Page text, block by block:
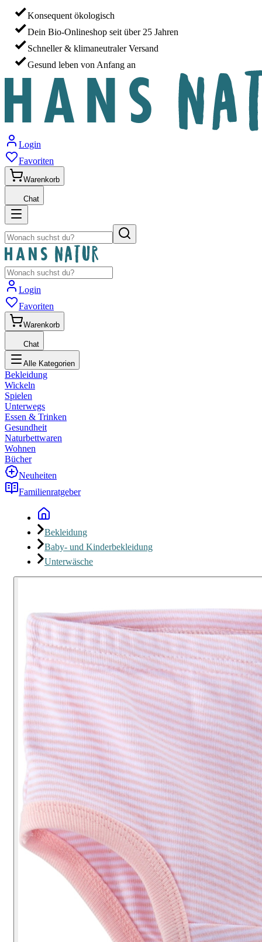
Konsequent ökologisch
Dein Bio-Onlineshop seit über 25 Jahren
Schneller & klimaneutraler Versand
Gesund leben von Anfang an
Login
Favoriten
Warenkorb
Chat
Login
Favoriten
Warenkorb
Chat
Alle Kategorien
Bekleidung
Wickeln
Spielen
Unterwegs
Essen & Trinken
Gesundheit
Naturbettwaren
Wohnen
Bücher
Neuheiten
Familienratgeber
Bekleidung
Baby- und Kinderbekleidung
Unterwäsche